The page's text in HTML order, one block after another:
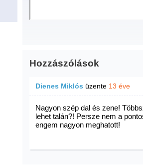
Hozzászólások
Dienes Miklós üzente 13 éve
Nagyon szép dal és zene!
lehet talán?! Persze nem a
engem nagyon meghatott!